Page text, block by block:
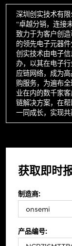
深圳创实技术有
“卓越分销，连接
致力于为客户创
的领先电子元器件
创实技术由电子
办，以其在电子
应链网络，成为
购服务，为遍布
业在内的数千家
链解决方案，在
一同成长，实现共
获取即时
制造商:
产品编号: